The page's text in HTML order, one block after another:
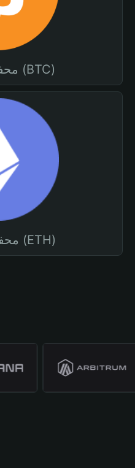
محفظة بيتكوين (BTC)
محفظة إيثيريوم (ETH)